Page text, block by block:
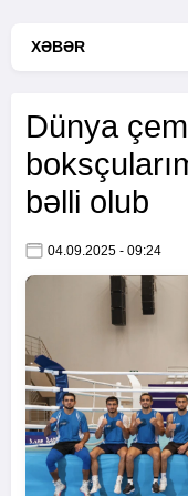
XƏBƏR
Dünya
bəlli olub
04.09.2025 - 09:24